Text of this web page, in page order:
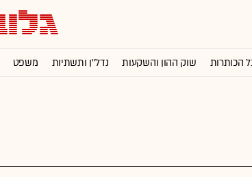
הכותרות שוק ההון והשקעות נדל''ן ותשתיות משפט